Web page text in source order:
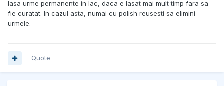
lasa urme permanente in lac, daca e lasat mai mult timp fara sa
fie curatat. In cazul asta, numai cu polish reusesti sa elimini
urmele.
Quote